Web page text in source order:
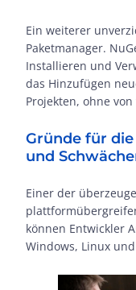
Ein weiterer
Paketmanager.
Installieren und
das Hinzufügen
Projekten, ohne
Gründe für
und
Einer der
können Entwickler
Windows, Linux